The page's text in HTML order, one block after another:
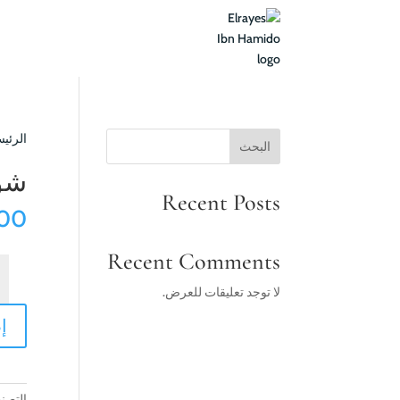
البحث
Recent Posts
Recent Comments
لا توجد تعليقات للعرض.